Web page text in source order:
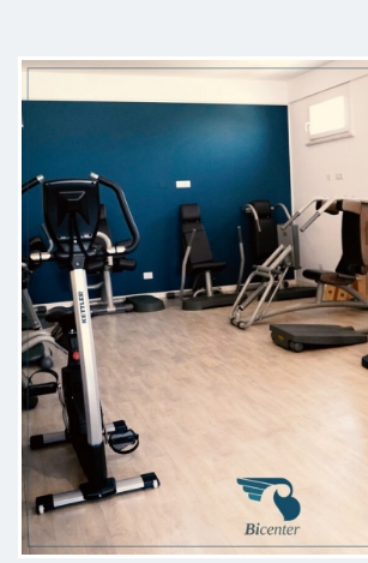
Al momento ho fatto
applicazioni di
Vediamo come procede
Paziente
Ho avuto un’esperienza
positiva. Personale
disponibile e molto